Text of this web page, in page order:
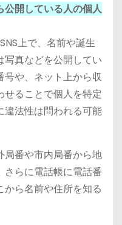
公開している人の個人
上で、名前や誕生
写真などを公開してい
号や、ネット上から収
ることで個人を特定
違法性は問われる可能
局番や市内局番から地
らに電話帳に電話番
ら名前や住所を知る